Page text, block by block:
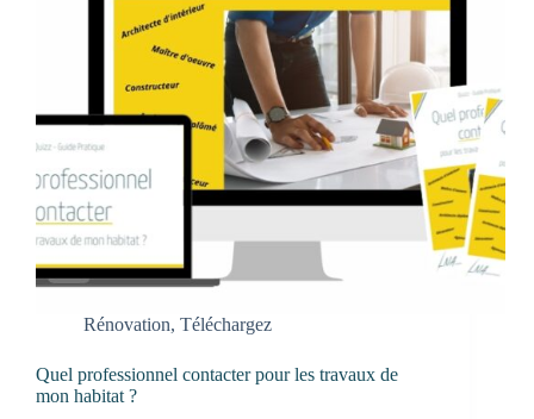
Rénovation, Téléchargez
Quel professionnel contacter pour les travaux de
mon habitat ?